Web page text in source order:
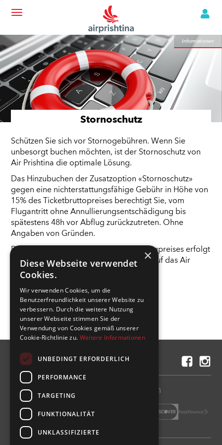
Informationen
Informationen
Stornoschutz
Schützen Sie sich vor Stornogebühren. Wenn Sie
unbesorgt buchen möchten, ist der Stornoschutz von
Air Prishtina die optimale Lösung.
Das Hinzubuchen der Zusatzoption «Stornoschutz»
gegen eine nichterstattungsfähige Gebühr in Höhe von
15% des Ticketbruttopreises berechtigt Sie, vom
Flugantritt ohne Annullierungsentschädigung bis
spätestens 48h vor Abflug zurückzutreten. Ohne
Angaben von Gründen.
Die vollständige Rückerstattung des Flugpreises erfolgt
ausschliesslich in Form einer Gutschrift auf das Air
Prishtina-Kundenkonto.
Kontakt
Flug einfach und sicher bezahlen
×
Diese Webseite verwendet
Cookies.
Wir verwenden Cookies, um die
Benutzerfreundlichkeit unserer Website zu
verbessern. Durch die weitere Nutzung
unserer Webseite stimmen Sie der
Verwendung von Cookies gemäß unserer
Cookie-Richtlinie zu. Weitere Informationen
UNBEDINGT ERFORDERLICH
PERFORMANCE
TARGETING
FUNKTIONALITÄT
UNKLASSIFIZIERTE